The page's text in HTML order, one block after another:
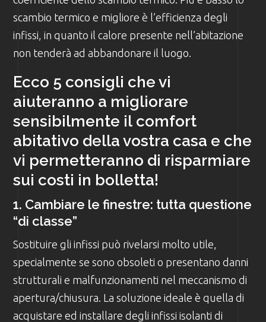
scambio termico e migliore è l’efficienza degli
infissi, in quanto il calore presente nell’abitazione
non tenderà ad abbandonare il luogo.
Ecco 5 consigli che vi
aiuteranno a migliorare
sensibilmente il comfort
abitativo della vostra casa e che
vi permetteranno di risparmiare
sui costi in bolletta!
1. Cambiare le finestre: tutta questione
“di classe”
Sostituire gli infissi può rivelarsi molto utile,
specialmente se sono obsoleti o presentano danni
strutturali e malfunzionamenti nel meccanismo di
apertura/chiusura. La soluzione ideale è quella di
acquistare ed installare degli infissi isolanti di